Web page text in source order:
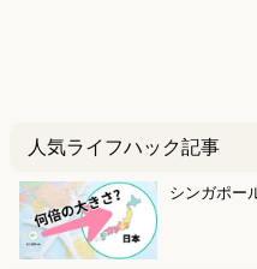
人気ライフハック記事
シンガポー